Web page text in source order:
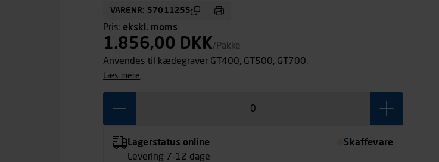
VARENR: 57011255
Pris: ekskl. moms
1.856,00 DKK/Pakke
Anvendes til kædegraver GT400, GT500, GT700.
læs mere
Lagerstatus online
Levering 7-12 dage
Skaffevare